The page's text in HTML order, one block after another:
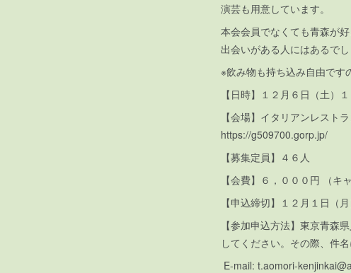
演芸も用意しています。
本会会員でなくても青森が
出会いがある人にはあるでし
※飲み物も持ち込み自由です
【日時】１２月６日（土）
【会場】イタリアンレスト
https://g509700.gorp.jp/
【募集定員】４６人
【会費】６，０００円 （キ
【申込締切】１２月１日（月
【参加申込方法】東京青森
してください。その際、件
E-mail: t.aomori-